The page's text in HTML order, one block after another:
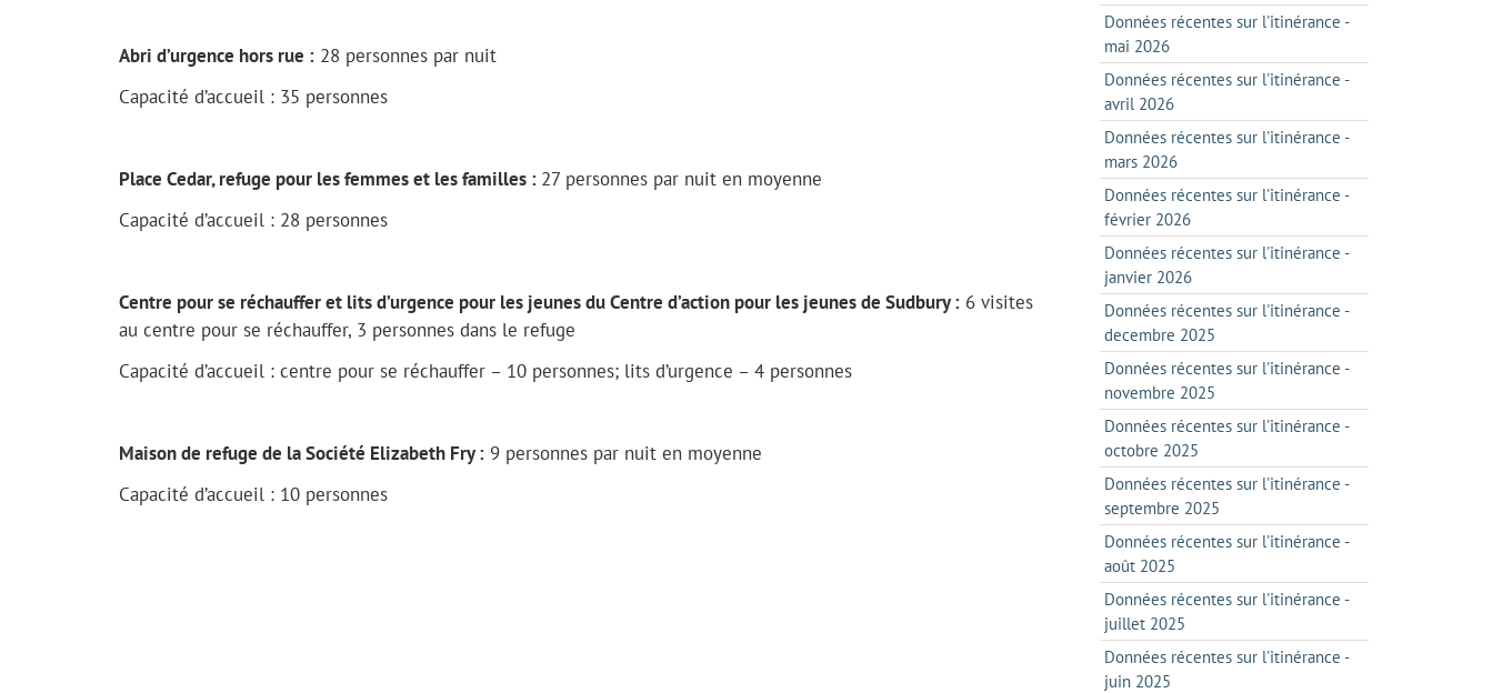
Abri d’urgence hors rue : 28 personnes par nuit
Capacité d’accueil : 35 personnes
Place Cedar, refuge pour les femmes et les familles : 27 personnes par nuit en moyenne
Capacité d’accueil : 28 personnes
Centre pour se réchauffer et lits d’urgence pour les jeunes du Centre d’action pour les jeunes de Sudbury : 6 visites
au centre pour se réchauffer, 3 personnes dans le refuge
Capacité d’accueil : centre pour se réchauffer – 10 personnes; lits d’urgence – 4 personnes
Maison de refuge de la Société Elizabeth Fry : 9 personnes par nuit en moyenne
Capacité d’accueil : 10 personnes
Données récentes sur l'itinérance -
mai 2026
Données récentes sur l'itinérance -
avril 2026
Données récentes sur l'itinérance -
mars 2026
Données récentes sur l'itinérance -
février 2026
Données récentes sur l'itinérance -
janvier 2026
Données récentes sur l'itinérance -
decembre 2025
Données récentes sur l'itinérance -
novembre 2025
Données récentes sur l'itinérance -
octobre 2025
Données récentes sur l'itinérance -
septembre 2025
Données récentes sur l'itinérance -
août 2025
Données récentes sur l'itinérance -
juillet 2025
Données récentes sur l'itinérance -
juin 2025